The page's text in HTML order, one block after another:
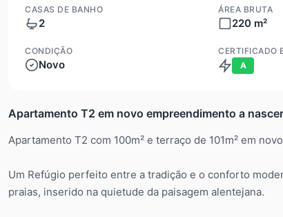
CASAS DE BANHO
2
ÁREA BRUTA
220 m²
CONDIÇÃO
Novo
CERTIFICADO
A
Apartamento T2 em novo empreendimento a
Apartamento T2 com 100m² e terraço de 101m² em
Um Refúgio perfeito entre a tradição e o conforto
praias, inserido na quietude da paisagem alentejana.